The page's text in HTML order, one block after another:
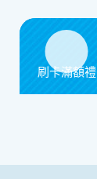
刷卡滿額禮